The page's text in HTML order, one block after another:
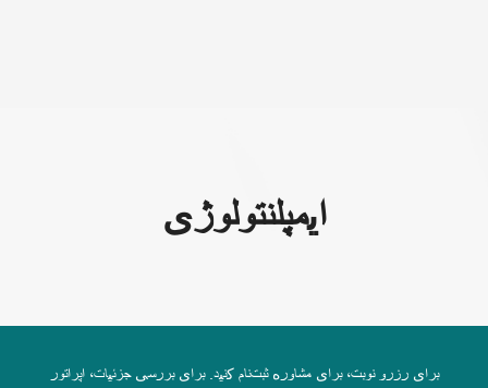
ایمپلنتولوژی
برای رزرو نوبت، برای مشاوره ثبت‌نام کنید. برای بررسی جزئیات، اپراتور